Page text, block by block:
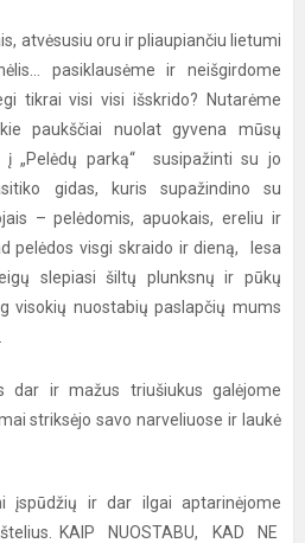
atvėsusiu oru ir pliaupiančiu lietumi
pasiklausėme ir neišgirdome
tikrai visi visi išskrido? Nutarėme
paukščiai nuolat gyvena mūsų
į „Pelėdų parką“ susipažinti su jo
gidas, kuris supažindino su
– pelėdomis, apuokais, ereliu ir
pelėdos visgi skraido ir dieną, lesa
slepiasi šiltų plunksnų ir pūkų
visokių nuostabių paslapčių mums
dar ir mažus triušiukus galėjome
striksėjo savo narveliuose ir laukė
įspūdžių ir dar ilgai aptarinėjome
KAIP NUOSTABU, KAD NE